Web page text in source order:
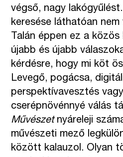
végső, nagy
keresése láthatóan
Talán éppen ez a
újabb és újabb
kérdésre, hogy mi köt
Levegő, pogácsa,
perspektívavesztés
cserépnövénnyé válás
Művészetnyáreleji
művészeti mező
között kalauzol. Olyan